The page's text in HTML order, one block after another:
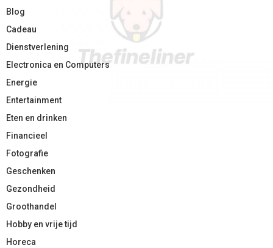
Blog
Cadeau
Dienstverlening
Electronica en Computers
Energie
Entertainment
Eten en drinken
Financieel
Fotografie
Geschenken
Gezondheid
Groothandel
Hobby en vrije tijd
Horeca